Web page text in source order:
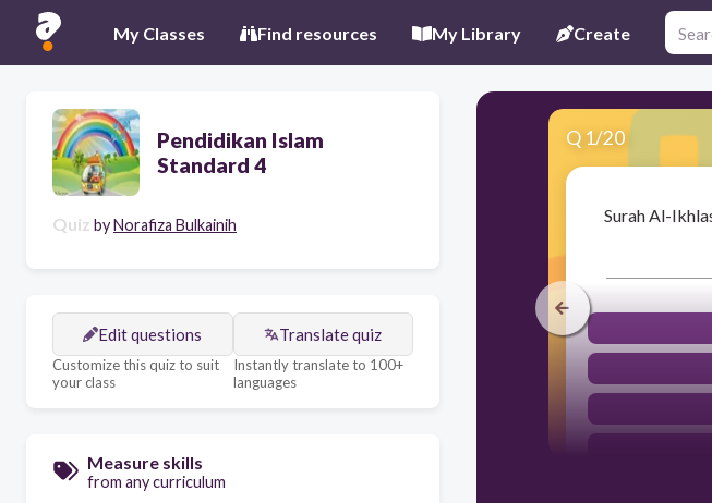
My Classes Find resources My Library Create
Pendidikan Islam
Standard 4
Quiz byNorafiza Bulkainih
Edit questions
Customize this quiz to suit
your class
Translate quiz
Instantly translate to 100+
languages
Measure skills
from any curriculum
Q 1/20
Surah Al-Ikhlas